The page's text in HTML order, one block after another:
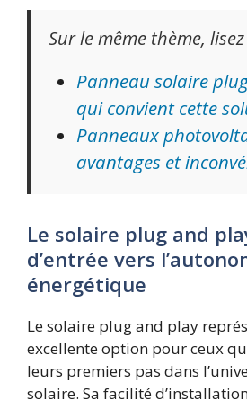
Sur le même thème,
Panneau solaire
qui convient cette
Panneaux
avantages et
Le solaire plug and
d’entrée vers
énergétique
Le solaire plug and play
excellente option pour ceux
leurs premiers pas dans
solaire. Sa facilité